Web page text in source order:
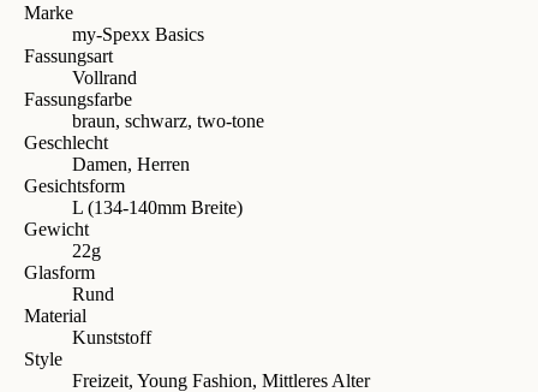
Marke
my-Spexx Basics
Fassungsart
Vollrand
Fassungsfarbe
braun, schwarz, two-tone
Geschlecht
Damen, Herren
Gesichtsform
L (134-140mm Breite)
Gewicht
22g
Glasform
Rund
Material
Kunststoff
Style
Freizeit, Young Fashion, Mittleres Alter